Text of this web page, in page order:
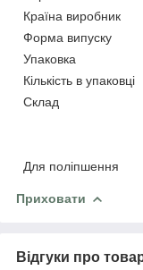
Країна виробник
Форма випуску
Упаковка
Кількість в упаковці
Склад
Для поліпшення
Приховати
Відгуки про